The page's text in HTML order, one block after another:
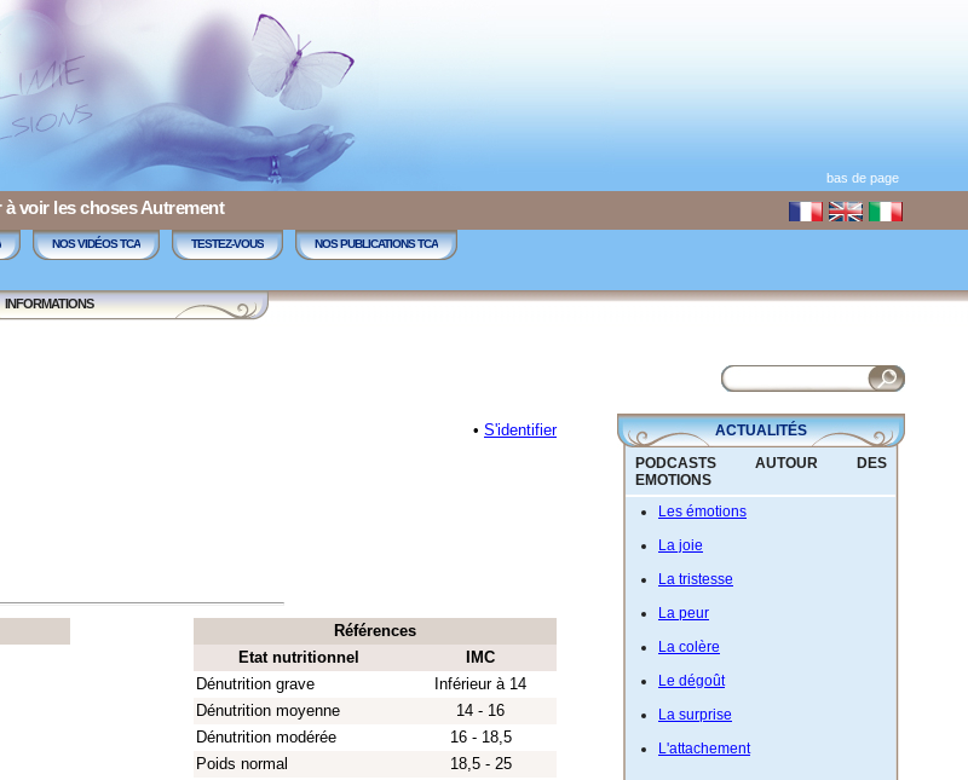
bas de page
voir les choses Autrement
NOS VIDÉOS TCA TESTEZ-VOUS NOS PUBLICATIONS TCA
INFORMATIONS
• S'identifier
Références
Etat nutritionnel
IMC
Dénutrition grave
Inférieur à 14
Dénutrition moyenne
14 - 16
Dénutrition modérée
16 - 18,5
Poids normal
18,5 - 25
ACTUALITÉS
PODCASTS AUTOUR DES
EMOTIONS
Les émotions
La joie
La tristesse
La peur
La colère
Le dégoût
La surprise
L'attachement